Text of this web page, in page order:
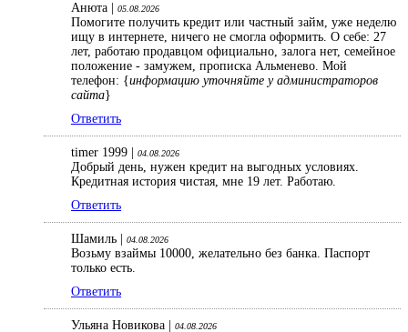
Анюта | 05.08.2026
Помогите получить кредит или частный займ, уже неделю
ищу в интернете, ничего не смогла оформить. О себе: 27
лет, работаю продавцом официально, залога нет, семейное
положение - замужем, прописка Альменево. Мой
телефон: {информацию уточняйте у администраторов
сайта}
Ответить
timer 1999 | 04.08.2026
Добрый день, нужен кредит на выгодных условиях.
Кредитная история чистая, мне 19 лет. Работаю.
Ответить
Шамиль | 04.08.2026
Возьму взаймы 10000, желательно без банка. Паспорт
только есть.
Ответить
Ульяна Новикова | 04.08.2026